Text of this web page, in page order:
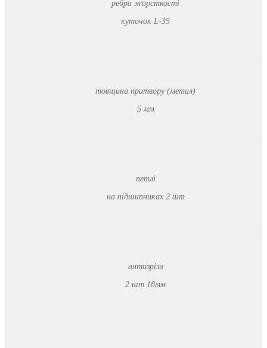
ребра жорсткості
куточок L-35
товщина притвору (метал)
5 мм
петлі
на підшипниках 2 шт
антизрізи
2 шт 18мм